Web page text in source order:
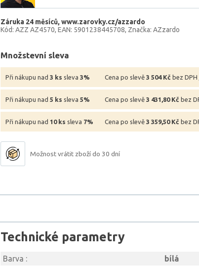
Záruka 24 měsíců www.zarovky.cz/azzardo
Kód: AZZ AZ4570 EAN: 5901238445708 Značka: AZzardo
Množstevní sleva
Při nákupu nad 3 ks sleva 3% Cena po slevě 3 504 Kč bez DPH
Při nákupu nad 5 ks sleva 5% Cena po slevě 3 431,80 Kč bez
Při nákupu nad 10 ks sleva 7% Cena po slevě 3 359,50 Kč bez
Možnost vrátit zboží do 30 dní
Technické parametry
Barva : bílá